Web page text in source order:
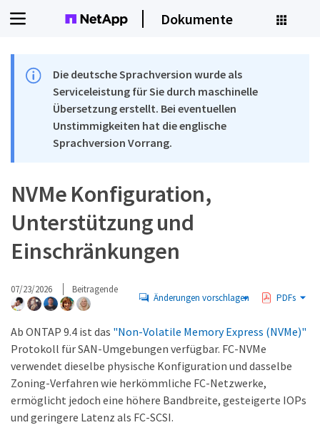
Dokumente
Die deutsche Sprachversion wurde als
Serviceleistung für Sie durch maschinelle
Übersetzung erstellt. Bei eventuellen
Unstimmigkeiten hat die englische
Sprachversion Vorrang.
NVMe Konfiguration,
Unterstützung und
Einschränkungen
07/23/2026 Beitragende
Änderungen vorschlagen PDFs
Ab ONTAP 9.4 ist das "Non-Volatile Memory Express (NVMe)"
Protokoll für SAN-Umgebungen verfügbar. FC-NVMe
verwendet dieselbe physische Konfiguration und dasselbe
Zoning-Verfahren wie herkömmliche FC-Netzwerke,
ermöglicht jedoch eine höhere Bandbreite, gesteigerte IOPs
und geringere Latenz als FC-SCSI.